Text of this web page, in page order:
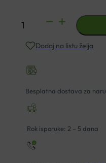
BIOVITALIS
ZA
50ML
količina
Dodaj na listu želja
Besplatna dostava za
Rok isporuke: 2 – 5 dana